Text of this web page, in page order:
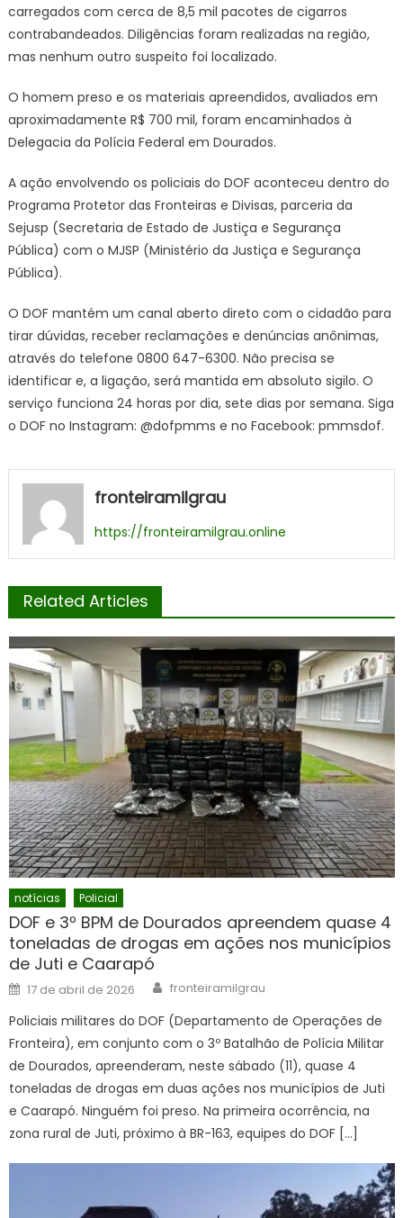
carregados com cerca de 8,5 mil pacotes de cigarros
contrabandeados. Diligências foram realizadas na região,
mas nenhum outro suspeito foi localizado.
O homem preso e os materiais apreendidos, avaliados em
aproximadamente R$ 700 mil, foram encaminhados à
Delegacia da Polícia Federal em Dourados.
A ação envolvendo os policiais do DOF aconteceu dentro do
Programa Protetor das Fronteiras e Divisas, parceria da
Sejusp (Secretaria de Estado de Justiça e Segurança
Pública) com o MJSP (Ministério da Justiça e Segurança
Pública).
O DOF mantém um canal aberto direto com o cidadão para
tirar dúvidas, receber reclamações e denúncias anônimas,
através do telefone 0800 647-6300. Não precisa se
identificar e, a ligação, será mantida em absoluto sigilo. O
serviço funciona 24 horas por dia, sete dias por semana. Siga
o DOF no Instagram: @dofpmms e no Facebook: pmmsdof.
fronteiramilgrau
https://fronteiramilgrau.online
Related Articles
notícias Policial
DOF e 3º BPM de Dourados apreendem quase 4
toneladas de drogas em ações nos municípios
de Juti e Caarapó
Posted
on
17 de abril de 2026 Author
fronteiramilgrau
Policiais militares do DOF (Departamento de Operações de
Fronteira), em conjunto com o 3º Batalhão de Polícia Militar
de Dourados, apreenderam, neste sábado (11), quase 4
toneladas de drogas em duas ações nos municípios de Juti
e Caarapó. Ninguém foi preso. Na primeira ocorrência, na
zona rural de Juti, próximo à BR-163, equipes do DOF […]